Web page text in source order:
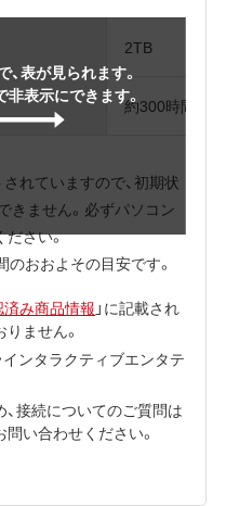
表が見られます。
表示にできます。
2TB
約300時間
れていますので、初期状
きません。必ずパソコン
ださい。
おおよその目安です。
済み商品情報」に記載され
ません。
インタラクティブエンタテ
接続についてのご質問は
問い合わせください。